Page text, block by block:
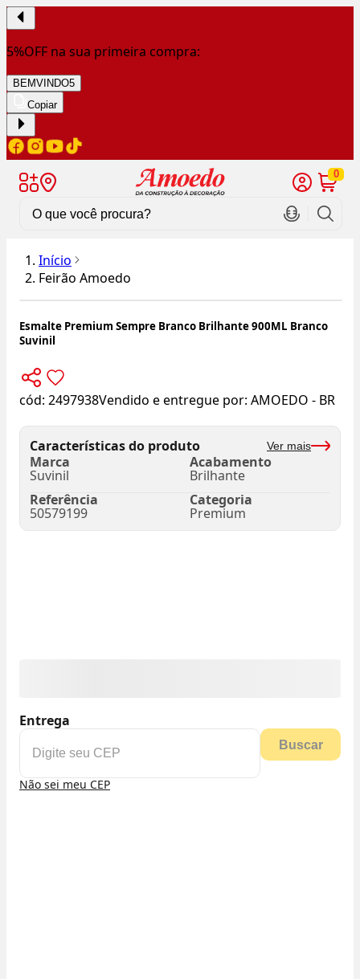
5%OFF na sua primeira compra:
BEMVINDO5
Copiar
0
Início
Feirão Amoedo
Esmalte Premium Sempre Branco Brilhante 900ML Branco
Suvinil
cód: 2497938Vendido e entregue por: AMOEDO - BR
Características do produto Ver mais
Marca
Suvinil
Acabamento
Brilhante
Referência
50579199
Categoria
Premium
Entrega
Buscar
Não sei meu CEP